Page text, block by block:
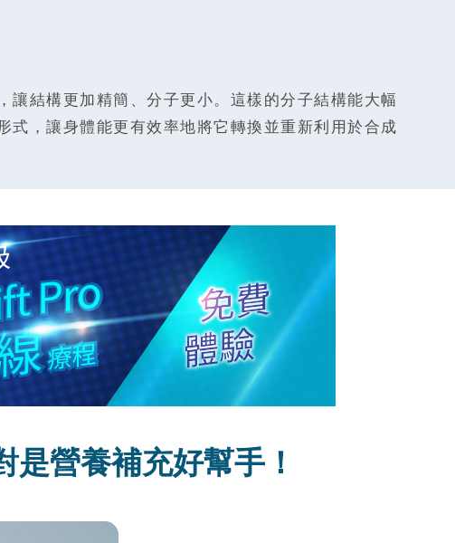
結構更加精簡、分子更小。這樣的分子結構能大幅
式，讓身體能更有效率地將它轉換並重新利用於合成
營養補充好幫手！